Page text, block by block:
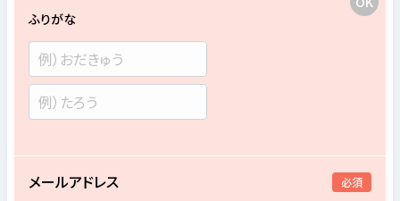
ふりがな
メールアドレス 必須